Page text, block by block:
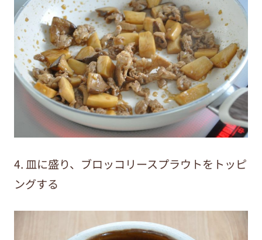
4. 皿に盛り、ブロッコリースプラウトをトッピ
ングする